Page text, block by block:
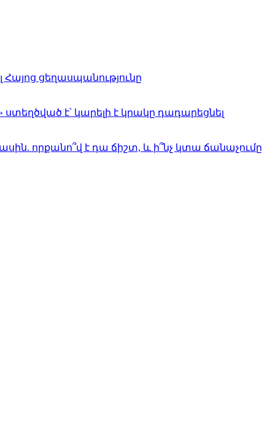
ցեղասպանությունը
է՝ կարելի է կրակը դադարեցնել
որքանո՞վ է դա ճիշտ, և ի՞նչ կտա ճանաչումը